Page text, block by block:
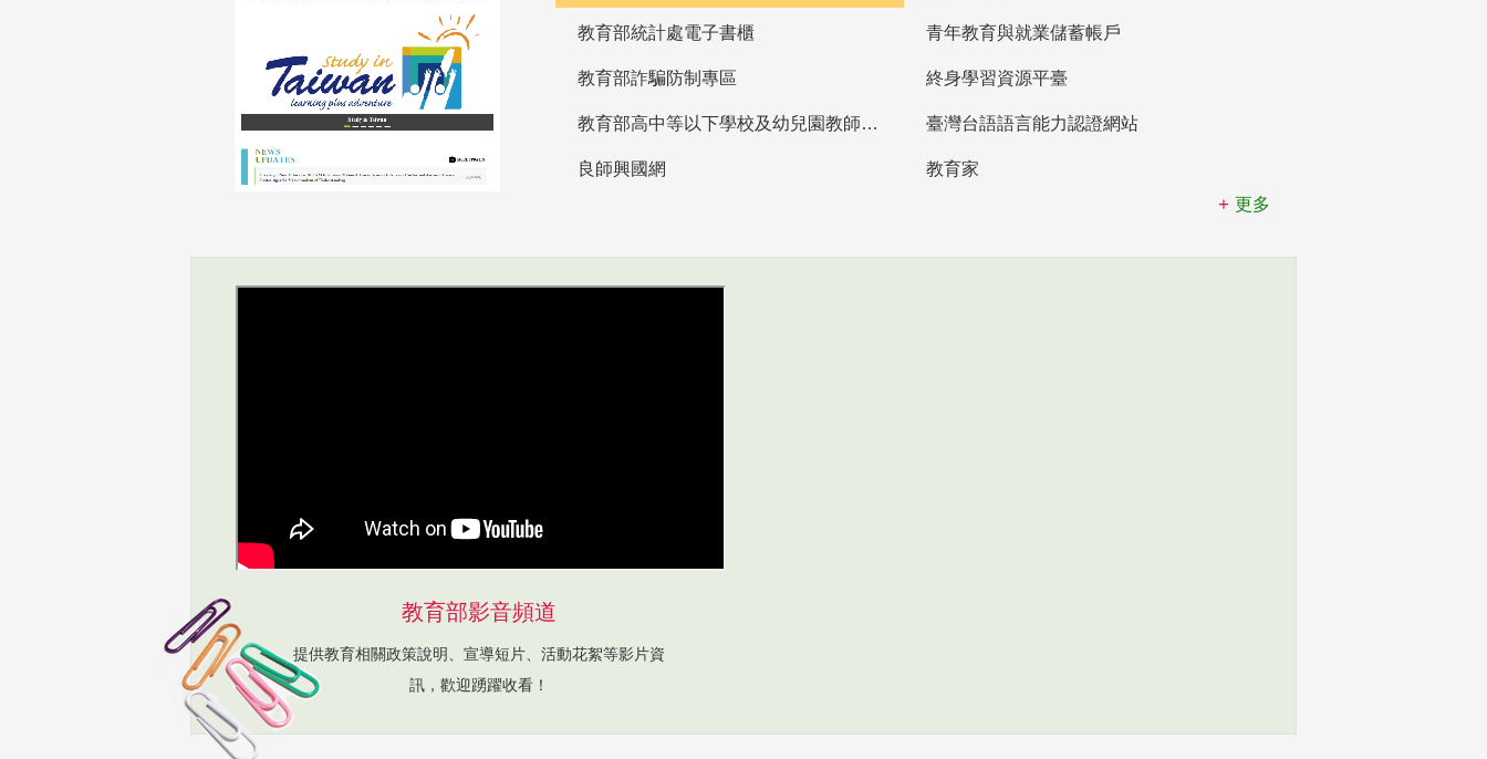
教育部統計處電子書櫃 青年教育與就業儲蓄帳戶
教育部詐騙防制專區 終身學習資源平臺
教育部高中等以下學校及幼兒園教師資格檢定考試 臺灣台語語言能力認證網站
良師興國網
教育家
更多
教育部影音頻道
提供教育相關政策說明、宣導短片、活動花絮等影片資
訊，歡迎踴躍收看！